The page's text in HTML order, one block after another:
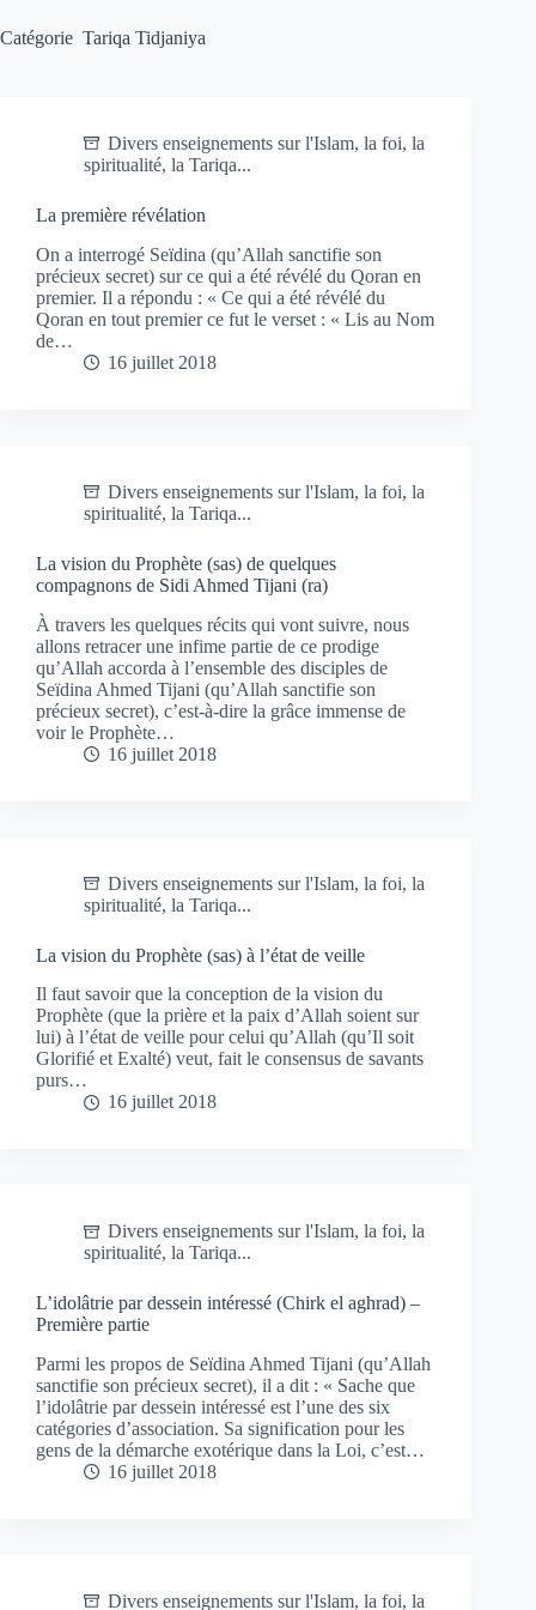
Catégorie Tariqa Tidjaniya
Divers enseignements sur l'Islam, la foi, la
spiritualité, la Tariqa...
La première révélation
On a interrogé Seïdina (qu’Allah sanctifie son
précieux secret) sur ce qui a été révélé du Qoran en
premier. Il a répondu : « Ce qui a été révélé du
Qoran en tout premier ce fut le verset : « Lis au Nom
de…
16 juillet 2018
Divers enseignements sur l'Islam, la foi, la
spiritualité, la Tariqa...
La vision du Prophète (sas) de quelques
compagnons de Sidi Ahmed Tijani (ra)
À travers les quelques récits qui vont suivre, nous
allons retracer une infime partie de ce prodige
qu’Allah accorda à l’ensemble des disciples de
Seïdina Ahmed Tijani (qu’Allah sanctifie son
précieux secret), c’est-à-dire la grâce immense de
voir le Prophète…
16 juillet 2018
Divers enseignements sur l'Islam, la foi, la
spiritualité, la Tariqa...
La vision du Prophète (sas) à l’état de veille
Il faut savoir que la conception de la vision du
Prophète (que la prière et la paix d’Allah soient sur
lui) à l’état de veille pour celui qu’Allah (qu’Il soit
Glorifié et Exalté) veut, fait le consensus de savants
purs…
16 juillet 2018
Divers enseignements sur l'Islam, la foi, la
spiritualité, la Tariqa...
L’idolâtrie par dessein intéressé (Chirk el aghrad) –
Première partie
Parmi les propos de Seïdina Ahmed Tijani (qu’Allah
sanctifie son précieux secret), il a dit : « Sache que
l’idolâtrie par dessein intéressé est l’une des six
catégories d’association. Sa signification pour les
gens de la démarche exotérique dans la Loi, c’est…
16 juillet 2018
Divers enseignements sur l'Islam, la foi, la